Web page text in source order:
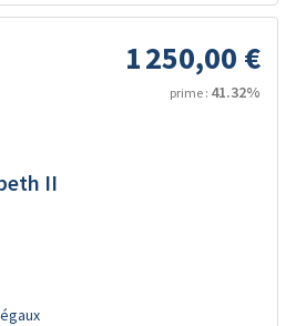
1 250,00 €
prime : 41.32%
II